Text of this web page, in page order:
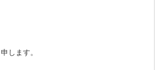
します。